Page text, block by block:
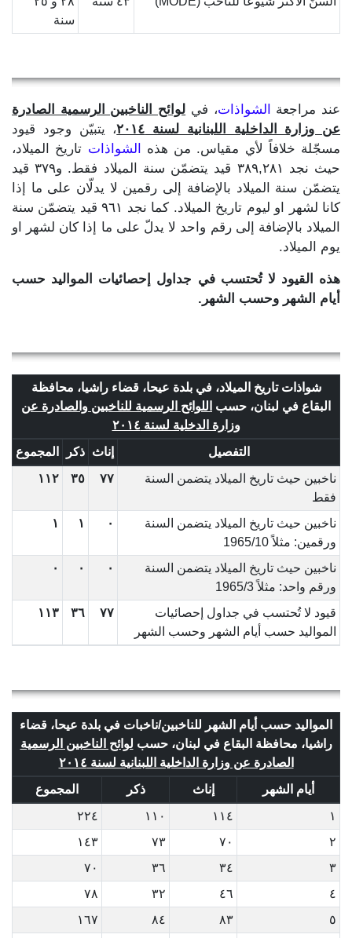
سنة
عند مراجعة الشواذات، في لوائح الناخبين الرسمية الصادرة
عن وزارة الداخلية اللبنانية لسنة ٢٠١٤
، يتبيّن وجود قيود
مسجّلة خلافاً لأي مقياس. من هذه
الشواذات تاريخ الميلاد،
حيث نجد ٣٨٩,٢٨١ قيد يتضمّن سنة الميلاد فقط. و٣٧٩ قيد
يتضمّن سنة الميلاد بالإضافة إلى رقمين لا يدلّان على ما إذا
كانا لشهر او ليوم تاريخ الميلاد. كما نجد ٩٦١ قيد يتضمّن سنة
الميلاد بالإضافة إلى رقم واحد لا يدلّ على ما إذا كان لشهر او
يوم الميلاد.
هذه القيود لا تُحتسب في جداول إحصائيات المواليد حسب
أيام الشهر وحسب الشهر.
شواذات تاريخ الميلاد، في بلدة عيحا، قضاء راشيا، محافظة
البقاع في لبنان، حسب اللوائح الرسمية للناخبين والصادرة عن
وزارة الدخلية لسنة ٢٠١٤
التفصيل
إناث ذكر
المجموع
ناخبين حيث تاريخ الميلاد يتضمن السنة
فقط
٧٧ ٣٥ ١١٢
ناخبين حيث تاريخ الميلاد يتضمن السنة
ورقمين: مثلاً 1965/10
٠ ١ ١
ناخبين حيث تاريخ الميلاد يتضمن السنة
ورقم واحد: مثلاً 1965/3
٠ ٠ ٠
قيود لا تُحتسب في جداول إحصائيات
المواليد حسب أيام الشهر وحسب الشهر
٧٧ ٣٦ ١١٣
المواليد حسب أيام الشهر للناخبين/ناخبات في بلدة عيحا، قضاء
راشيا، محافظة البقاع في لبنان، حسب لوائح الناخبين الرسمية
الصادرة عن وزارة الداخلية اللبنانية لسنة ٢٠١٤
أيام الشهر
إناث ذكر
المجموع
١
١١٤ ١١٠
٢٢٤
٢
٧٠ ٧٣
١٤٣
٣
٣٤ ٣٦
٧٠
٤
٤٦ ٣٢
٧٨
٥
٨٣ ٨٤
١٦٧